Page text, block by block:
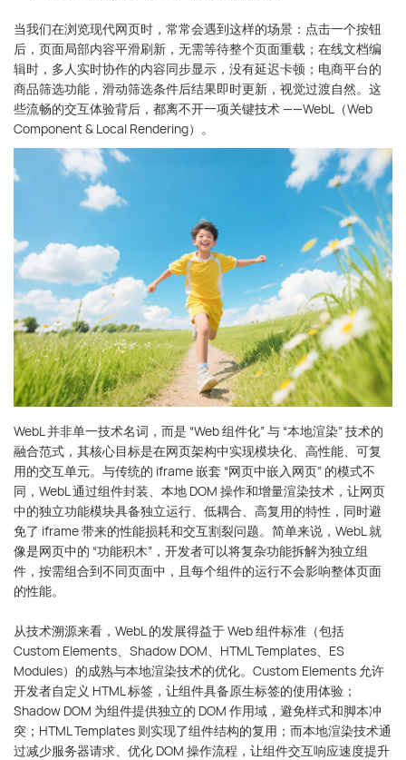
当我们在浏览现代网页时，常常会遇到这样的场景：点击一个按钮
后，页面局部内容平滑刷新，无需等待整个页面重载；在线文档编
辑时，多人实时协作的内容同步显示，没有延迟卡顿；电商平台的
商品筛选功能，滑动筛选条件后结果即时更新，视觉过渡自然。这
些流畅的交互体验背后，都离不开一项关键技术 ——WebL（Web
Component & Local Rendering）。
WebL 并非单一技术名词，而是 “Web 组件化” 与 “本地渲染” 技术的
融合范式，其核心目标是在网页架构中实现模块化、高性能、可复
用的交互单元。与传统的 iframe 嵌套 “网页中嵌入网页” 的模式不
同，WebL 通过组件封装、本地 DOM 操作和增量渲染技术，让网页
中的独立功能模块具备独立运行、低耦合、高复用的特性，同时避
免了 iframe 带来的性能损耗和交互割裂问题。简单来说，WebL 就
像是网页中的 “功能积木”，开发者可以将复杂功能拆解为独立组
件，按需组合到不同页面中，且每个组件的运行不会影响整体页面
的性能。
从技术溯源来看，WebL 的发展得益于 Web 组件标准（包括
Custom Elements、Shadow DOM、HTML Templates、ES
Modules）的成熟与本地渲染技术的优化。Custom Elements 允许
开发者自定义 HTML 标签，让组件具备原生标签的使用体验；
Shadow DOM 为组件提供独立的 DOM 作用域，避免样式和脚本冲
突；HTML Templates 则实现了组件结构的复用；而本地渲染技术通
过减少服务器请求、优化 DOM 操作流程，让组件交互响应速度提升